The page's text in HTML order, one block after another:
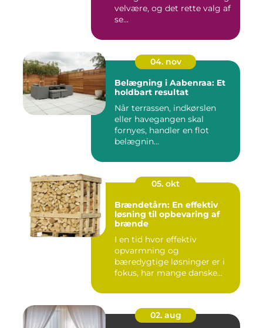
velvære, og det rette valg af
se...
04. nov
Belægning i Aabenraa: Et
holdbart resultat
Når terrassen, indkørslen
eller havegangen skal
fornyes, handler en flot
belægnin...
05. okt
Brændetårn: En effektiv
løsning til opbevaring af
brænde
I en tid hvor effektiv
opvarmning og
bæredygtige løsninger er i
fokus, har mange danske...
02. aug